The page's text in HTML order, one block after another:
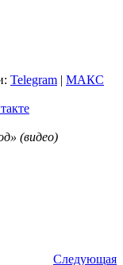
Telegram | MAКС
(видео)
Следующая